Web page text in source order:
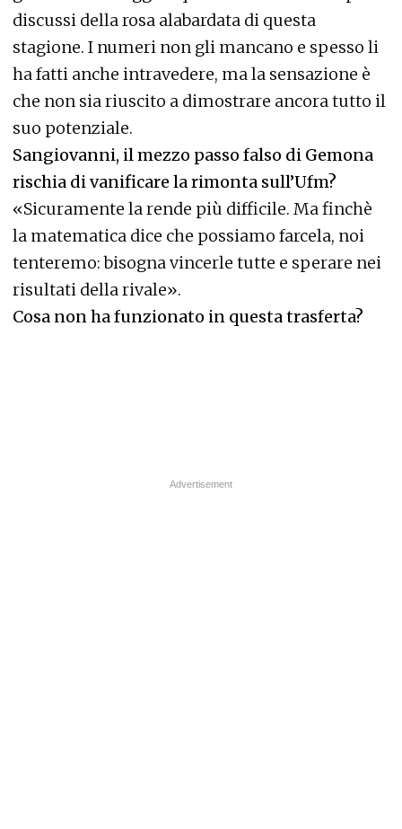
discussi della rosa alabardata di questa
stagione. I numeri non gli mancano e spesso li
ha fatti anche intravedere, ma la sensazione è
che non sia riuscito a dimostrare ancora tutto il
suo potenziale.
Sangiovanni, il mezzo passo falso di Gemona
rischia di vanificare la rimonta sull’Ufm?
«Sicuramente la rende più difficile. Ma finchè
la matematica dice che possiamo farcela, noi
tenteremo: bisogna vincerle tutte e sperare nei
risultati della rivale».
Cosa non ha funzionato in questa trasferta?